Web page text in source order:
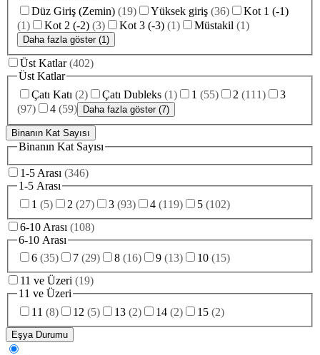
Düz Giriş (Zemin) (19) Yüksek giriş (36)
Kot 1 (-1)
(1) Kot 2 (-2) (3) Kot 3 (-3) (1) Müstakil (1)
Daha fazla göster (1)
Üst Katlar (402)
Üst Katlar
Çatı Katı (2) Çatı Dubleks (1) 1 (55) 2 (111)
3
(97) 4 (59) Daha fazla göster (7)
Binanın Kat Sayısı
Binanın Kat Sayısı
1-5 Arası (346)
1-5 Arası
1 (5) 2 (27) 3 (93) 4 (119) 5 (102)
6-10 Arası (108)
6-10 Arası
6 (35) 7 (29) 8 (16) 9 (13) 10 (15)
11 ve Üzeri (19)
11 ve Üzeri
11 (8) 12 (5) 13 (2) 14 (2) 15 (2)
Eşya Durumu